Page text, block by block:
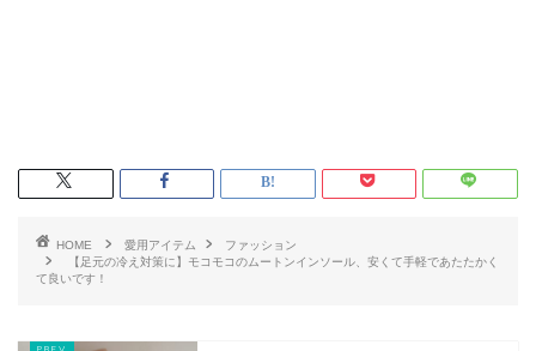
HOME 愛用アイテム
ファッション
【足元の冷え対策に】モコモコのムートンインソール、安くて手軽であたたかく
て良いです！